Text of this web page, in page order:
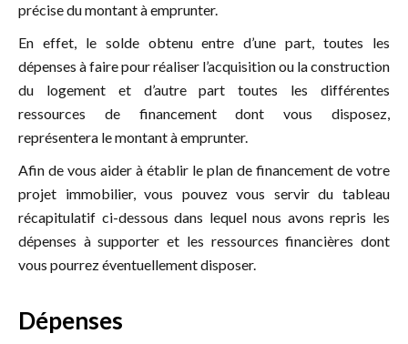
précise du montant à emprunter.
En effet, le solde obtenu entre d’une part, toutes les
dépenses à faire pour réaliser l’acquisition ou la construction
du logement et d’autre part toutes les différentes
ressources de financement dont vous disposez,
représentera le montant à emprunter.
Afin de vous aider à établir le plan de financement de votre
projet immobilier, vous pouvez vous servir du tableau
récapitulatif ci-dessous dans lequel nous avons repris les
dépenses à supporter et les ressources financières dont
vous pourrez éventuellement disposer.
Dépenses